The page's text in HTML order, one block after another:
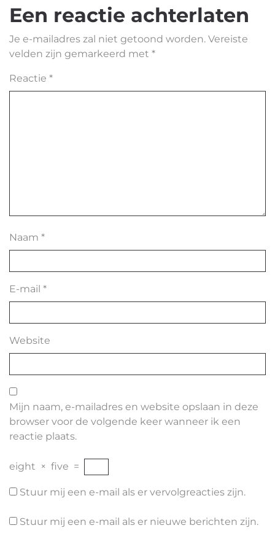
Een reactie achterlaten
Je e-mailadres zal niet getoond worden. Vereiste
velden zijn gemarkeerd met *
Reactie *
Naam *
E-mail *
Website
Mijn naam, e-mailadres en website opslaan in deze
browser voor de volgende keer wanneer ik een
reactie plaats.
eight × five =
Stuur mij een e-mail als er vervolgreacties zijn.
Stuur mij een e-mail als er nieuwe berichten zijn.